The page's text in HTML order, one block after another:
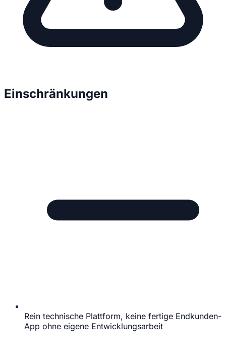
Einschränkungen
Rein technische Plattform, keine fertige Endkunden-
App ohne eigene Entwicklungsarbeit